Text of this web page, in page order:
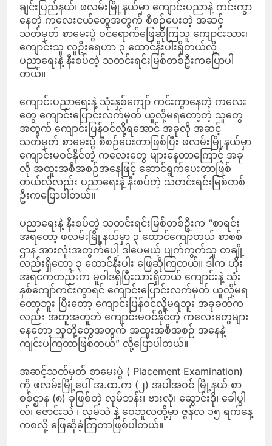
ချင်းပြည်နယ်၊ ဖလမ်းမြို့နယ်မှာ ကျောင်းပညာနဲ့ ကင်းကွာ
နေတဲ့ ကလေးငယ်တွေအတွက် စီစဉ်ပေးတဲ့ အဆင့်
သတ်မှတ် စာမေးပွဲ ဝင်ရောက်ဖြေဆိုကြသူ ကျောင်းသား၊
ကျောင်းသူ လူဦးရေဟာ ၃ ထောင်နီးပါးရှိတယ်လို့
ပညာရေးနဲ့ နီးစပ်တဲ့ သတင်းရင်းမြစ်တစ်ဦးကပြောပါ
တယ်။
ကျောင်းပညာရေးနဲ့ သုံးနှစ်ကျော် ကင်းကွာနေတဲ့ ကလေး
တွေ ကျောင်းပြောင်းလက်မှတ် ယူလို့မရတော့တဲ့ သူတွေ
အတွက် ကျောင်းပြန်ဝင်လို့ရအောင် အခုလို အဆင့်
သတ်မှတ် စာမေးပွဲ စီစဉ်ပေးတာဖြစ်ပြီး ဖလမ်းမြို့နယ်မှာ
ကျောင်းမဝင်နိုင်တဲ့ ကလေးတွေ များနေတာကြောင့် အခု
လို အထူးအစီအစဉ်အနေဖြင့် ဆောင်ရွက်ပေးတာဖြစ်
တယ်လို့လည်း ပညာရေးနဲ့ နီးစပ်တဲ့ သတင်းရင်းမြစ်တစ်
ဦးကပြောပါတယ်။
ပညာရေးနဲ့ နီးစပ်တဲ့ သတင်းရင်းမြစ်တစ်ဦးက “စာရင်း
အရတော့ ဖလမ်းမြို့နယ်မှာ ၃ ထောင်ကျော်တယ် စာစစ်
ဌာန အားလုံးအတွက်ပေါ့ ဒါပေမယ့် ပျက်ကွက်သူ တချို့
လည်းရှိတော့ ၃ ထောင်နီးပါး ဖြေဆိုကြတယ်။ ဒါက ဟိုး
အရင်ကတည်းက မူဝါဒရှိပြီးသားရှိတယ် ကျောင်းနဲ့ သုံး
နှစ်ကျော်ကင်းကွာရင် ကျောင်းပြောင်းလက်မှတ် ယူလို့မရ
တော့ဘူး ပြီးတော့ ကျောင်းပြန်ဝင်လို့မရဘူး အခုခတ်က
လည်း အတူအတူဘဲ ကျောင်းမဝင်နိုင်တဲ့ ကလေးတွေများ
နေတော့ သူတို့တွေအတွက် အထူးအစီအစဉ် အနေနဲ့
ကျင်းပကြတာဖြစ်တယ်” လို့ပြောပါတယ်။
အဆင့်သတ်မှတ် စာမေးပွဲ ( Placement Examination)
ကို ဖလမ်းမြို့ပေါ် အ.ထ.က (၂) အပါအဝင် မြို့နယ် စာ
စစ်ဌာန (၈) ခုဖြစ်တဲ့ လုမ်ဘန်း၊ ဗားလုံ၊ ဆွောင်းဒို၊ ခေါပွါ
လ်၊ ဇောင်းသဲ ၊ လုမ်သဲ နဲ့ ဝေဘူလတို့မှာ ဇွန်လ ၁၅ ရက်နေ့
ကစလို့ ဖြေဆိုခဲ့ကြတာဖြစ်ပါတယ်။